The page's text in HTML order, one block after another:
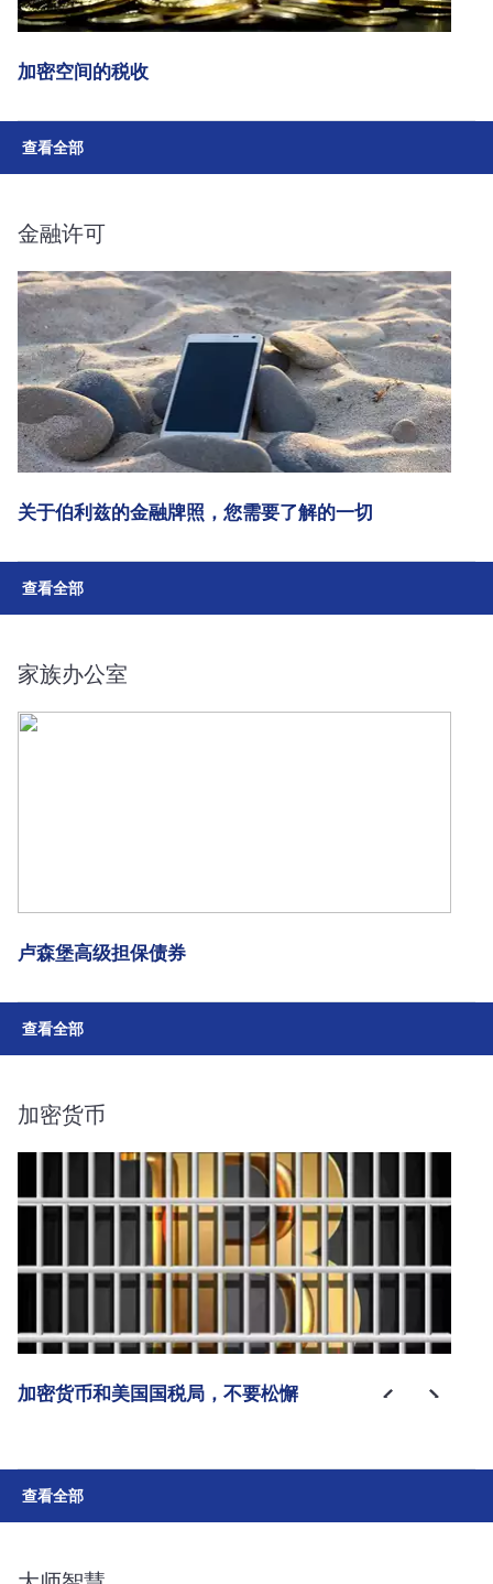
加密空间的税收
查看全部
金融许可
关于伯利兹的金融牌照，您需要了解的一切
查看全部
家族办公室
卢森堡高级担保债券
查看全部
加密货币
加密货币和美国国税局，不要松懈
查看全部